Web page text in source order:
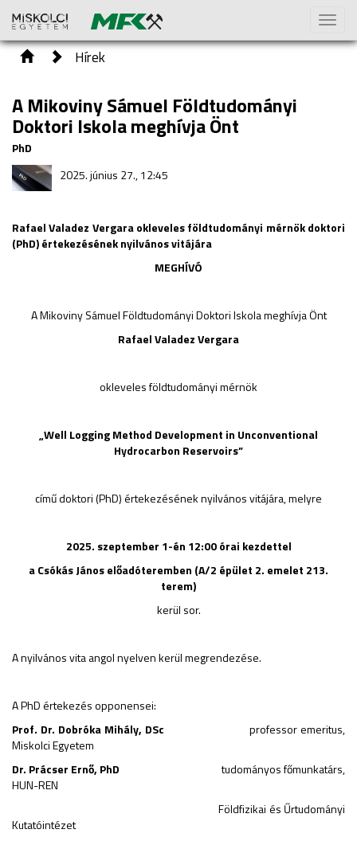
Toggle
Hírek
A Mikoviny Sámuel Földtudományi
Doktori Iskola meghívja Önt
PhD
2025. június 27., 12:45
Rafael Valadez Vergara okleveles földtudományi mérnök doktori
(PhD) értekezésének nyilvános vitájára
MEGHÍVÓ
A Mikoviny Sámuel Földtudományi Doktori Iskola meghívja Önt
Rafael Valadez Vergara
okleveles földtudományi mérnök
„Well Logging Method Development in Unconventional
Hydrocarbon Reservoirs”
című doktori (PhD) értekezésének nyilvános vitájára, melyre
2025. szeptember 1-én 12:00 órai kezdettel
aCsókás Jánoselőadóteremben (A/2 épület 2. emelet 213.
terem)
kerül sor.
A nyilvános vita angol nyelven kerül megrendezése.
A PhD értekezés opponensei:
Prof. Dr. Dobróka Mihály, DScprofessor emeritus,
Miskolci Egyetem
Dr. Prácser Ernő, PhD tudományos főmunkatárs,
HUN-REN
Földfizikai és Űrtudományi
Kutatóintézet